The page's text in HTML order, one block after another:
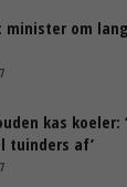
minister om
kas koeler:
tuinders af’